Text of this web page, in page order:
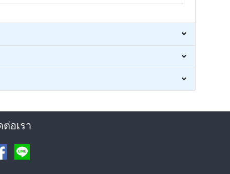
ต่อเรา